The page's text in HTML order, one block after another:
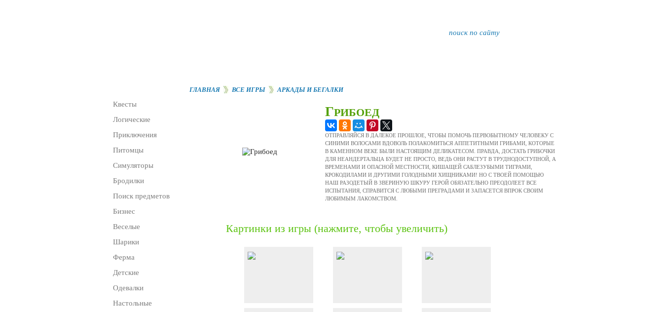
Квесты
Логические
Приключения
Питомцы
Симуляторы
Бродилки
Поиск предметов
Бизнес
Веселые
Шарики
Ферма
Детские
Одевалки
Настольные
ГЛАВНАЯ ВСЕ ИГРЫ АРКАДЫ И БЕГАЛКИ
ГРИБОЕД
ОТПРАВЛЯЙСЯ В ДАЛЕКОЕ ПРОШЛОЕ, ЧТОБЫ ПОМОЧЬ ПЕРВОБЫТНОМУ ЧЕЛОВЕКУ С
СИНИМИ ВОЛОСАМИ ВДОВОЛЬ ПОЛАКОМИТЬСЯ АППЕТИТНЫМИ ГРИБАМИ, КОТОРЫЕ
В КАМЕННОМ ВЕКЕ БЫЛИ НАСТОЯЩИМ ДЕЛИКАТЕСОМ. ПРАВДА, ДОСТАТЬ ГРИБОЧКИ
ДЛЯ НЕАНДЕРТАЛЬЦА БУДЕТ НЕ ПРОСТО, ВЕДЬ ОНИ РАСТУТ В ТРУДНОДОСТУПНОЙ, А
ВРЕМЕНАМИ И ОПАСНОЙ МЕСТНОСТИ, КИШАЩЕЙ САБЛЕЗУБЫМИ ТИГРАМИ,
КРОКОДИЛАМИ И ДРУГИМИ ГОЛОДНЫМИ ХИЩНИКАМИ! НО С ТВОЕЙ ПОМОЩЬЮ
НАШ РАЗОДЕТЫЙ В ЗВЕРИНУЮ ШКУРУ ГЕРОЙ ОБЯЗАТЕЛЬНО ПРЕОДОЛЕЕТ ВСЕ
ИСПЫТАНИЯ, СПРАВИТСЯ С ЛЮБЫМИ ПРЕГРАДАМИ И ЗАПАСЕТСЯ ВПРОК СВОИМ
ЛЮБИМЫМ ЛАКОМСТВОМ.
Картинки из игры (нажмите, чтобы увеличить)